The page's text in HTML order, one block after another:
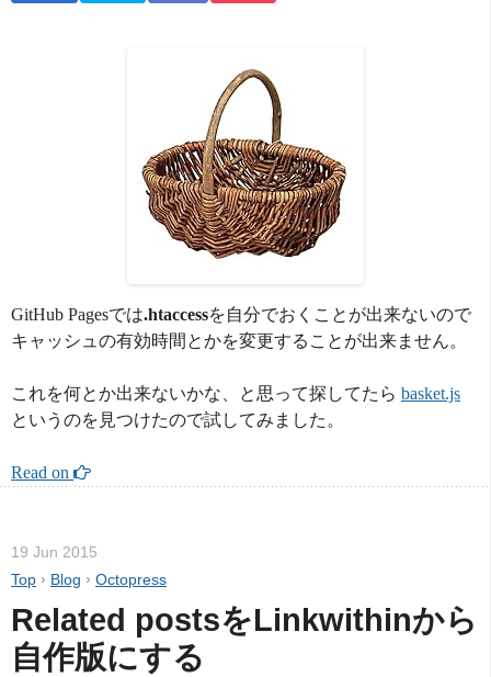
GitHub Pagesでは.htaccessを自分でおくことが出来ないので
キャッシュの有効時間とかを変更することが出来ません。
これを何とか出来ないかな、と思って探してたら basket.js
というのを見つけたので試してみました。
Read on
19 Jun 2015
Top › Blog › Octopress
Related postsをLinkwithinから
自作版にする